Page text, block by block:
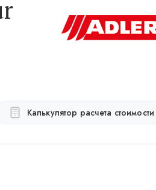
Калькулятор расчета стоимости